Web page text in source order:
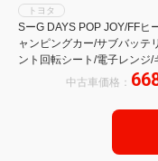
トヨタ
SーG DAYS POP JOY/FFヒ
ャンピングカー/サブバッテ
ント回転シート/電子レンジ/
ー/冷蔵庫/ポップアップルー
ビ/ETC/クルーズコントロー
中古車価格：